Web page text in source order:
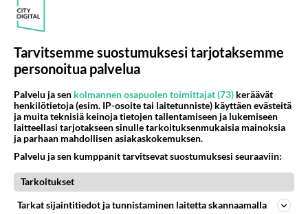
Tarvitsemme suostumuksesi tarjotaksemme
personoitua palvelua
Palvelu ja sen kolmannen osapuolen toimittajat (73) keräävät
henkilötietoja (esim. IP-osoite tai laitetunniste) käyttäen evästeitä
ja muita teknisiä keinoja tietojen tallentamiseen ja lukemiseen
laitteellasi tarjotakseen sinulle tarkoituksenmukaisia mainoksia
ja parhaan mahdollisen asiakaskokemuksen.
Palvelu ja sen kumppanit tarvitsevat suostumuksesi seuraaviin:
Tarkoitukset
Tarkat sijaintitiedot ja tunnistaminen laitetta skannaamalla